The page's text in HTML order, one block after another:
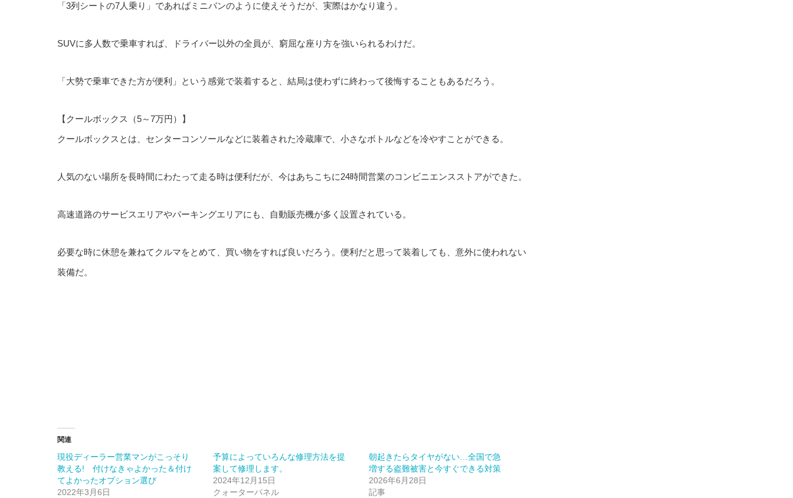
「3列シートの7人乗り」であればミニバンのように使えそうだが、実際はかなり違う。
SUVに多人数で乗車すれば、ドライバー以外の全員が、窮屈な座り方を強いられるわけだ。
「大勢で乗車できた方が便利」という感覚で装着すると、結局は使わずに終わって後悔することもあるだろう。
【クールボックス（5～7万円）】
クールボックスとは、センターコンソールなどに装着された冷蔵庫で、小さなボトルなどを冷やすことができる。
人気のない場所を長時間にわたって走る時は便利だが、今はあちこちに24時間営業のコンビニエンスストアができた。
高速道路のサービスエリアやパーキングエリアにも、自動販売機が多く設置されている。
必要な時に休憩を兼ねてクルマをとめて、買い物をすれば良いだろう。便利だと思って装着しても、意外に使われない
装備だ。
関連
現役ディーラー営業マンがこっそり
教える! 付けなきゃよかった＆付け
てよかったオプション選び
2022年3月6日
予算によっていろんな修理方法を提
案して修理します。
2024年12月15日
クォーターパネル
朝起きたらタイヤがない…全国で急
増する盗難被害と今すぐできる対策
2026年6月28日
記事